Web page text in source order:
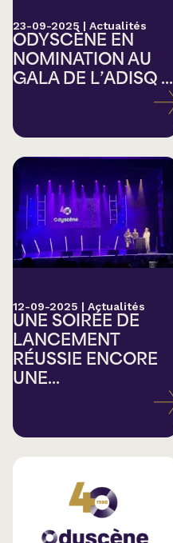
23-09-2025 | Actualités
ODYSCÈNE EN
NOMINATION AU
GALA DE L’ADISQ ...
12-09-2025 | Actualités
UNE SOIRÉE DE
LANCEMENT
RÉUSSIE ENCORE
UNE...